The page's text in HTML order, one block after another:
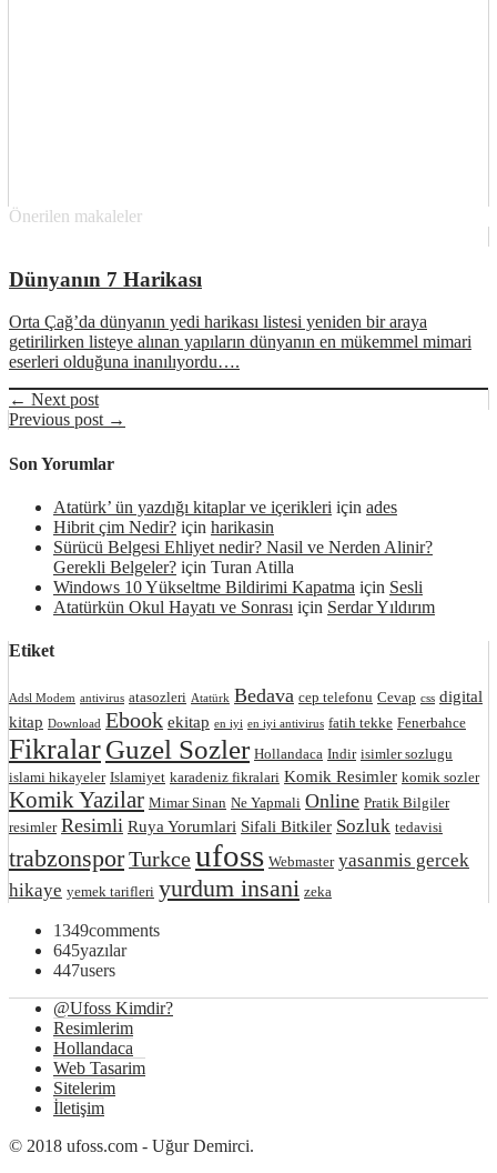
Önerilen makaleler
Dünyanın 7 Harikası
Orta Çağ’da dünyanın yedi harikası listesi yeniden bir araya
getirilirken listeye alınan yapıların dünyanın en mükemmel mimari
eserleri olduğuna inanılıyordu….
← Next post
Previous post →
Son Yorumlar
Atatürk’ ün yazdığı kitaplar ve içerikleri için ades
Hibrit çim Nedir? için harikasin
Sürücü Belgesi Ehliyet nedir? Nasil ve Nerden Alinir?
Gerekli Belgeler? için Turan Atilla
Windows 10 Yükseltme Bildirimi Kapatma için Sesli
Atatürkün Okul Hayatı ve Sonrası için Serdar Yıldırım
Etiket
Adsl Modem antivirus atasozleri Atatürk Bedava cep telefonu Cevap css digital
kitap Download Ebook ekitap en iyi en iyi antivirus fatih tekke Fenerbahce
FikralarGuzel Sozler Hollandaca Indir isimler sozlugu
islami hikayeler Islamiyet karadeniz fikralari Komik Resimler komik sozler
Komik Yazilar Mimar Sinan Ne Yapmali Online Pratik Bilgiler
resimler Resimli Ruya Yorumlari Sifali Bitkiler Sozluk tedavisi
trabzonsporTurkceufoss Webmaster yasanmis gercek
hikaye yemek tarifleri yurdum insani zeka
1349comments
645yazılar
447users
@Ufoss Kimdir?
Resimlerim
Hollandaca
Web Tasarim
Sitelerim
İletişim
© 2018 ufoss.com - Uğur Demirci.